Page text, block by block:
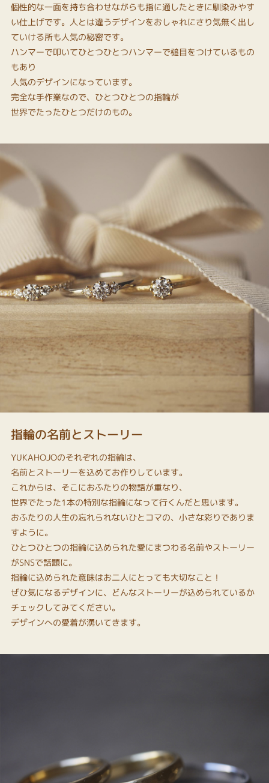
個性的な一面を持ち合わせながらも指に通したときに馴染みやす
い仕上げです。人とは違うデザインをおしゃれにさり気無く出し
ていける所も人気の秘密です。
ハンマーで叩いてひとつひとつハンマーで槌目をつけているもの
もあり
人気のデザインになっています。
完全な手作業なので、ひとつひとつの指輪が
世界でたったひとつだけのもの。
指輪の名前とストーリー
YUKAHOJOのそれぞれの指輪は、
名前とストーリーを込めてお作りしています。
これからは、そこにおふたりの物語が重なり、
世界でたった1本の特別な指輪になって行くんだと思います。
おふたりの人生の忘れられないひとコマの、小さな彩りでありま
すように。
ひとつひとつの指輪に込められた愛にまつわる名前やストーリー
がSNSで話題に。
指輪に込められた意味はお二人にとっても大切なこと！
ぜひ気になるデザインに、どんなストーリーが込められているか
チェックしてみてください。
デザインへの愛着が湧いてきます。